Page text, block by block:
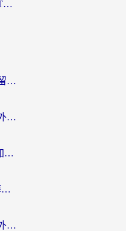
海外党必看：雷神手游和快帆TV版好用吗？3步选对回国加速器不踩坑
酷狗在海外用怎么版权限制？留学生亲测：3步解决听国内音乐难题
国外用微信加速器的方法：海外党无缝连接国内生活的实用指南
国外看芒果tv总卡？选对回国加速器，轻松追《浪姐》不费劲
在国外怎么看nba直播网站？海外党专属体育观赛指南，告别地区限制！
国外怎么看手机腾讯视频？海外党亲测有效的追剧加速器选择指南